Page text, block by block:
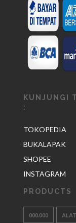
KUNJUNGI
:
TOKOPEDIA
BUKALAPAK
SHOPEE
INSTAGRAM
PRODUCTS
000.000